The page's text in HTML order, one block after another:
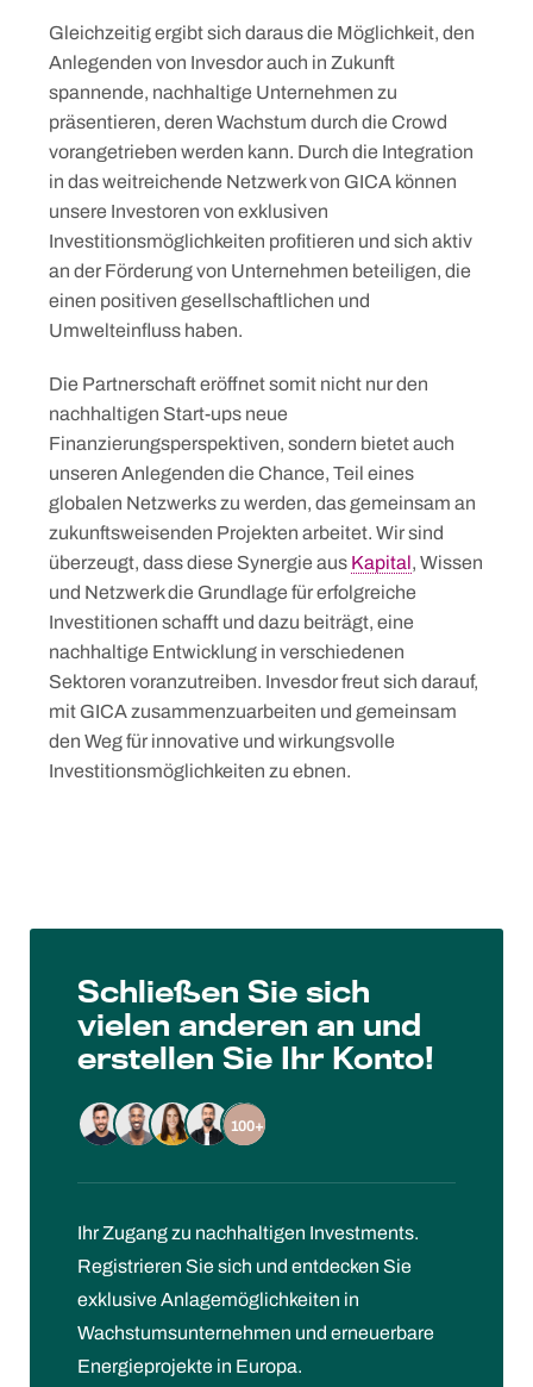
Gleichzeitig ergibt sich daraus die Möglichkeit, den
Anlegenden von Invesdor auch in Zukunft
spannende, nachhaltige Unternehmen zu
präsentieren, deren Wachstum durch die Crowd
vorangetrieben werden kann. Durch die Integration
in das weitreichende Netzwerk von GICA können
unsere Investoren von exklusiven
Investitionsmöglichkeiten profitieren und sich aktiv
an der Förderung von Unternehmen beteiligen, die
einen positiven gesellschaftlichen und
Umwelteinfluss haben.
Die Partnerschaft eröffnet somit nicht nur den
nachhaltigen Start-ups neue
Finanzierungsperspektiven, sondern bietet auch
unseren Anlegenden die Chance, Teil eines
globalen Netzwerks zu werden, das gemeinsam an
zukunftsweisenden Projekten arbeitet. Wir sind
überzeugt, dass diese Synergie aus Kapital, Wissen
und Netzwerk die Grundlage für erfolgreiche
Investitionen schafft und dazu beiträgt, eine
nachhaltige Entwicklung in verschiedenen
Sektoren voranzutreiben. Invesdor freut sich darauf,
mit GICA zusammenzuarbeiten und gemeinsam
den Weg für innovative und wirkungsvolle
Investitionsmöglichkeiten zu ebnen.
Schließen Sie sich
vielen anderen an und
erstellen Sie Ihr Konto!
100+
Ihr Zugang zu nachhaltigen Investments.
Registrieren Sie sich und entdecken Sie
exklusive Anlagemöglichkeiten in
Wachstumsunternehmen und erneuerbare
Energieprojekte in Europa.